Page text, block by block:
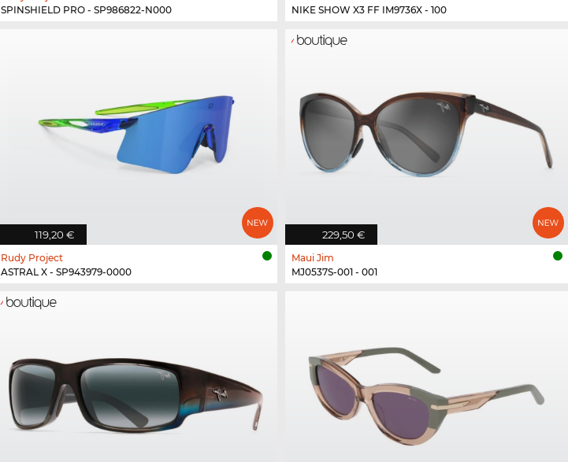
SPINSHIELD PRO - SP986822-N000
NIKE SHOW X3 FF IM9736X - 100
119,20 €
Rudy Project
ASTRAL X - SP943979-0000
229,50 €
Maui Jim
MJ0537S-001 - 001